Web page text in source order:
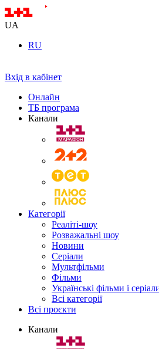
UA
RU
Вхід в кабінет
Онлайн
ТБ програма
Канали
Категорії
Реаліті-шоу
Розважальні шоу
Новини
Серіали
Мультфільми
Фільми
Українські фільми і
Всі категорії
Всі проєкти
Канали